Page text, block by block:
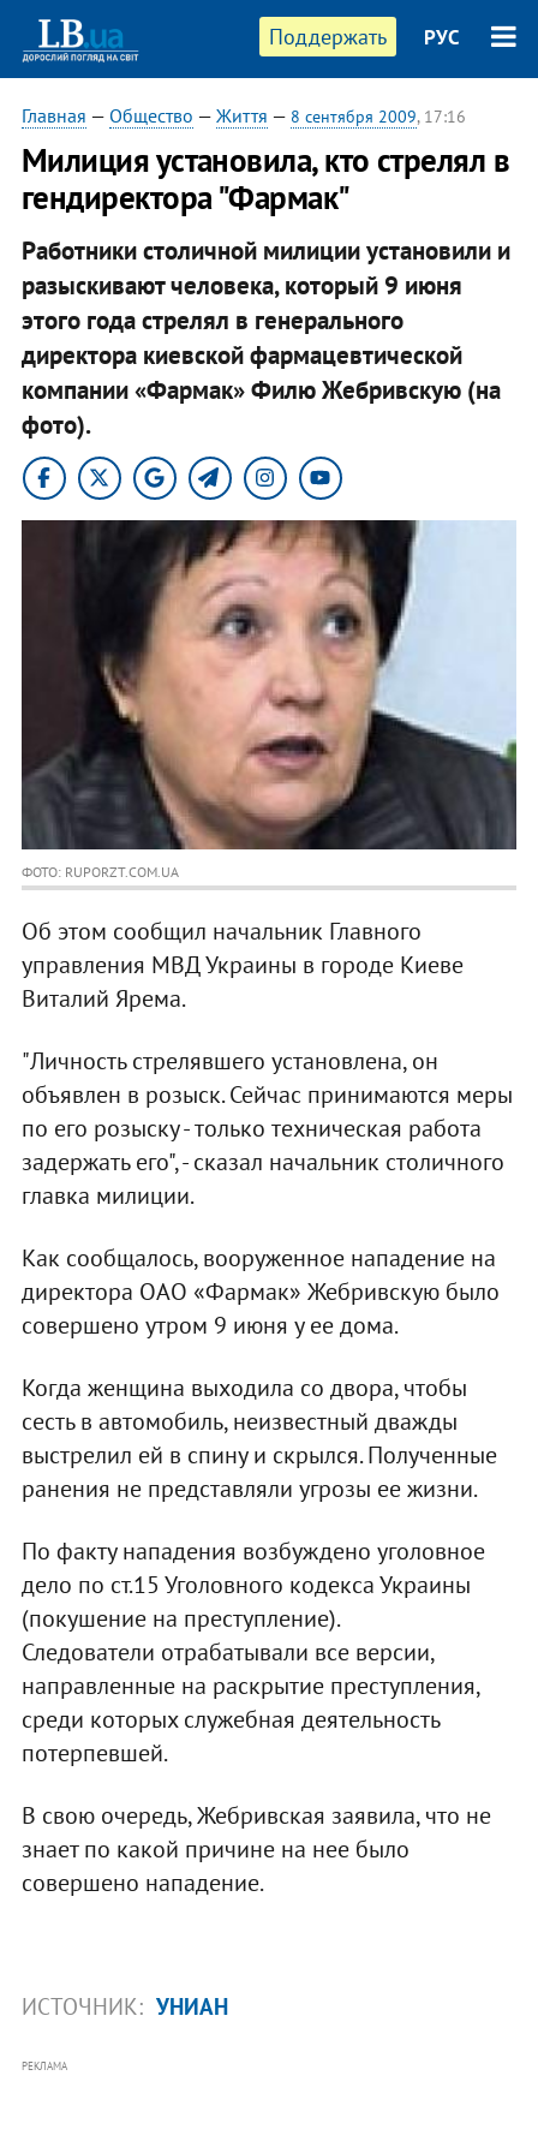
Поддержать РУС
Главная — Общество — Життя — 8 сентября 2009, 17:16
Милиция установила, кто стрелял в
гендиректора "Фармак"
Работники столичной милиции установили и
разыскивают человека, который 9 июня
этого года стрелял в генерального
директора киевской фармацевтической
компании «Фармак» Филю Жебривскую (на
фото).
ФОТО: RUPORZT.COM.UA
Об этом сообщил начальник Главного
управления МВД Украины в городе Киеве
Виталий Ярема.
"Личность стрелявшего установлена, он
объявлен в розыск. Сейчас принимаются меры
по его розыску - только техническая работа
задержать его", - сказал начальник столичного
главка милиции.
Как сообщалось, вооруженное нападение на
директора ОАО «Фармак» Жебривскую было
совершено утром 9 июня у ее дома.
Когда женщина выходила со двора, чтобы
сесть в автомобиль, неизвестный дважды
выстрелил ей в спину и скрылся. Полученные
ранения не представляли угрозы ее жизни.
По факту нападения возбуждено уголовное
дело по ст.15 Уголовного кодекса Украины
(покушение на преступление).
Следователи отрабатывали все версии,
направленные на раскрытие преступления,
среди которых служебная деятельность
потерпевшей.
В свою очередь, Жебривская заявила, что не
знает по какой причине на нее было
совершено нападение.
ИСТОЧНИК: УНИАН
РЕКЛАМА